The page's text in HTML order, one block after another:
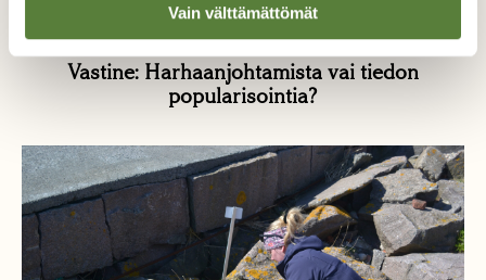
Vain välttämättömät
LUONTO
Vastine: Harhaanjohtamista vai tiedon
popularisointia?